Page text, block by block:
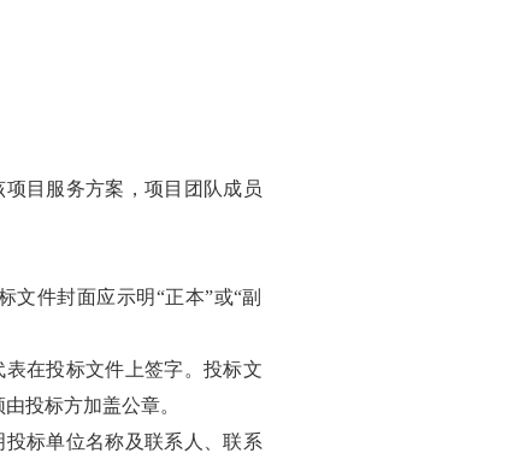
目服务方案，项目团队成员
文件封面应示明“正本”或“副
在投标文件上签字。投标文
投标方加盖公章。
标单位名称及联系人、联系